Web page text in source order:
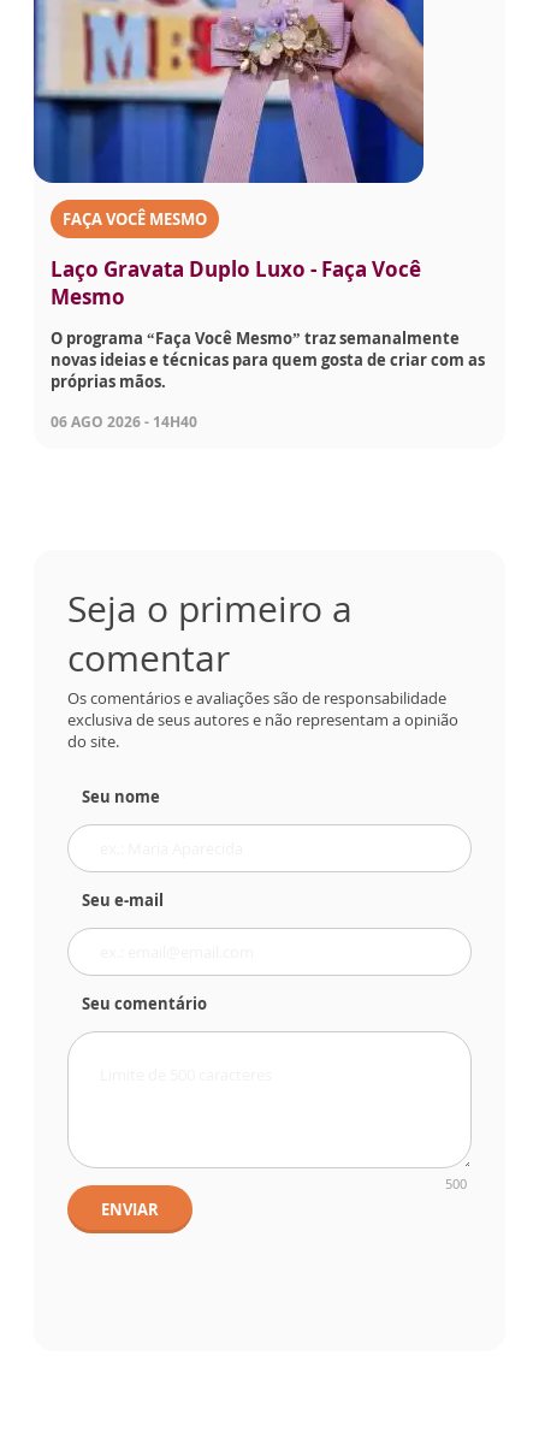
FAÇA VOCÊ MESMO
Laço Gravata Duplo Luxo - Faça Você
Mesmo
O programa “Faça Você Mesmo” traz semanalmente
novas ideias e técnicas para quem gosta de criar com as
próprias mãos.
06 AGO 2026 - 14H40
Seja o primeiro a
comentar
Os comentários e avaliações são de responsabilidade
exclusiva de seus autores e não representam a opinião
do site.
Seu nome
Seu e-mail
Seu comentário
500
ENVIAR